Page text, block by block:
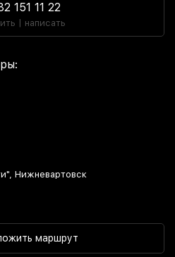
151 11 22
| написать
Нижневартовск
маршрут